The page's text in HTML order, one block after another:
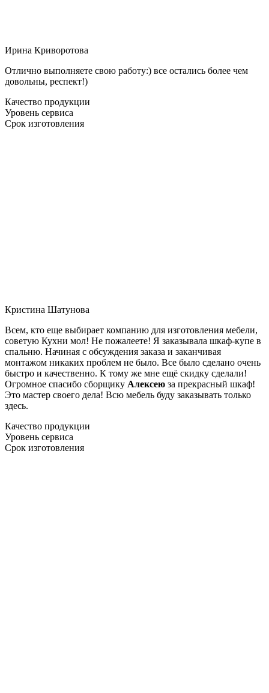
Ирина Криворотова
Отлично выполняете свою работу:) все остались более чем
довольны, респект!)
Качество продукции
Уровень сервиса
Срок изготовления
Кристина Шатунова
Всем, кто еще выбирает компанию для изготовления мебели,
советую Кухни мол! Не пожалеете! Я заказывала шкаф-купе в
спальню. Начиная с обсуждения заказа и заканчивая
монтажом никаких проблем не было. Все было сделано очень
быстро и качественно. К тому же мне ещё скидку сделали!
Огромное спасибо сборщику Алексею за прекрасный шкаф!
Это мастер своего дела! Всю мебель буду заказывать только
здесь.
Качество продукции
Уровень сервиса
Срок изготовления